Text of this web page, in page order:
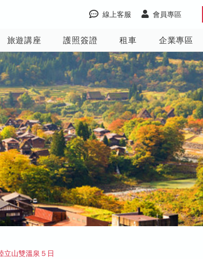
會員專區
線上客服
旅遊講座 護照簽證 租車 企業專區
立山雙溫泉５日